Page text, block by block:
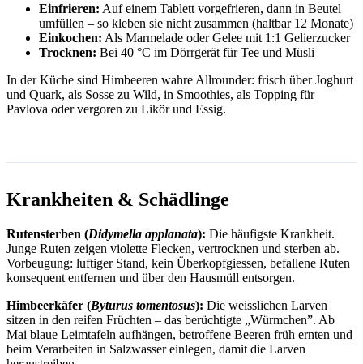
Einfrieren: Auf einem Tablett vorgefrieren, dann in Beutel
umfüllen – so kleben sie nicht zusammen (haltbar 12 Monate)
Einkochen: Als Marmelade oder Gelee mit 1:1 Gelierzucker
Trocknen: Bei 40 °C im Dörrgerät für Tee und Müsli
In der Küche sind Himbeeren wahre Allrounder: frisch über Joghurt
und Quark, als Sosse zu Wild, in Smoothies, als Topping für
Pavlova oder vergoren zu Likör und Essig.
Krankheiten & Schädlinge
Rutensterben (Didymella applanata): Die häufigste Krankheit.
Junge Ruten zeigen violette Flecken, vertrocknen und sterben ab.
Vorbeugung: luftiger Stand, kein Überkopfgiessen, befallene Ruten
konsequent entfernen und über den Hausmüll entsorgen.
Himbeerkäfer (Byturus tomentosus): Die weisslichen Larven
sitzen in den reifen Früchten – das berüchtigte „Würmchen”. Ab
Mai blaue Leimtafeln aufhängen, betroffene Beeren früh ernten und
beim Verarbeiten in Salzwasser einlegen, damit die Larven